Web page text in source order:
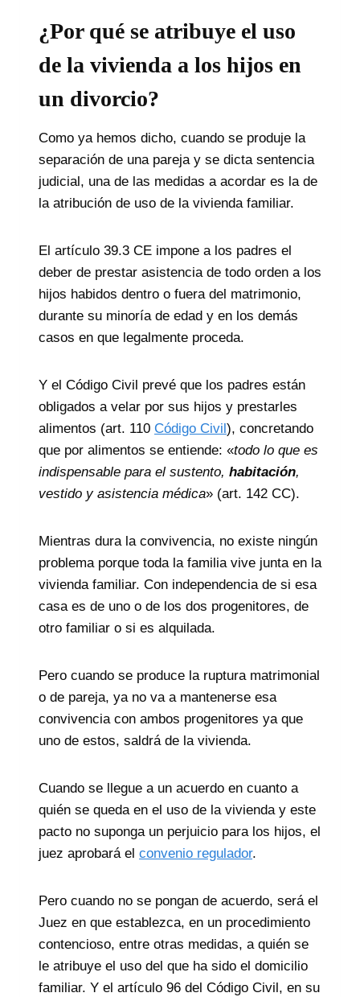
¿Por qué se atribuye el uso
de la vivienda a los hijos en
un divorcio?
Como ya hemos dicho, cuando se produje la
separación de una pareja y se dicta sentencia
judicial, una de las medidas a acordar es la de
la atribución de uso de la vivienda familiar.
El artículo 39.3 CE impone a los padres el
deber de prestar asistencia de todo orden a los
hijos habidos dentro o fuera del matrimonio,
durante su minoría de edad y en los demás
casos en que legalmente proceda.
Y el Código Civil prevé que los padres están
obligados a velar por sus hijos y prestarles
alimentos (art. 110 Código Civil ), concretando
que por alimentos se entiende: «todo lo que es
indispensable para el sustento, habitación,
vestido y asistencia médica» (art. 142 CC).
Mientras dura la convivencia, no existe ningún
problema porque toda la familia vive junta en la
vivienda familiar. Con independencia de si esa
casa es de uno o de los dos progenitores, de
otro familiar o si es alquilada.
Pero cuando se produce la ruptura matrimonial
o de pareja, ya no va a mantenerse esa
convivencia con ambos progenitores ya que
uno de estos, saldrá de la vivienda.
Cuando se llegue a un acuerdo en cuanto a
quién se queda en el uso de la vivienda y este
pacto no suponga un perjuicio para los hijos, el
juez aprobará el convenio regulador.
Pero cuando no se pongan de acuerdo, será el
Juez en que establezca, en un procedimiento
contencioso, entre otras medidas, a quién se
le atribuye el uso del que ha sido el domicilio
familiar. Y el artículo 96 del Código Civil, en su